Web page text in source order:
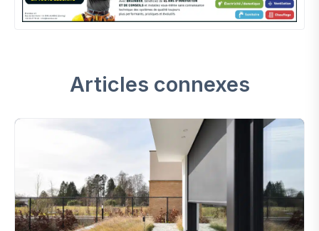
Articles connexes